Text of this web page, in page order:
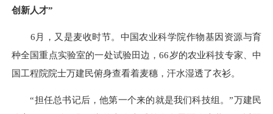
创新人才”
6月，又是麦收时节。中国农业科学院作物基因资源与育
种全国重点实验室的一处试验田边，66岁的农业科技专家、中
国工程院院士万建民俯身查看着麦穗，汗水湿透了衣衫。
“担任总书记后，他第一个来的就是我们科技组。”万建民